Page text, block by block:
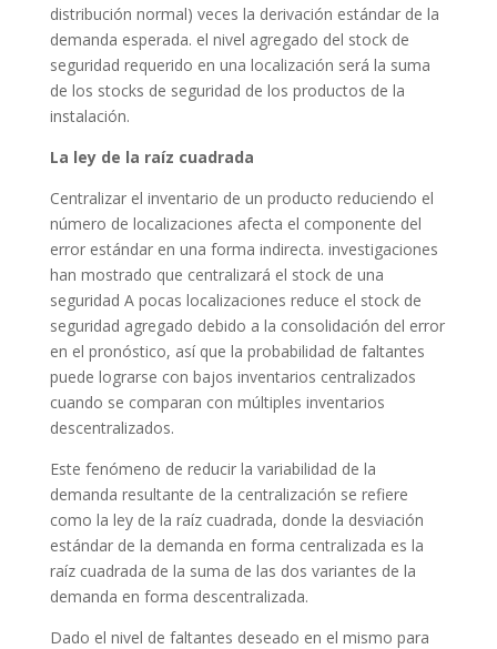
distribución normal) veces la derivación estándar de la
demanda esperada. el nivel agregado del stock de
seguridad requerido en una localización será la suma
de los stocks de seguridad de los productos de la
instalación.
La ley de la raíz cuadrada
Centralizar el inventario de un producto reduciendo el
número de localizaciones afecta el componente del
error estándar en una forma indirecta. investigaciones
han mostrado que centralizará el stock de una
seguridad A pocas localizaciones reduce el stock de
seguridad agregado debido a la consolidación del error
en el pronóstico, así que la probabilidad de faltantes
puede lograrse con bajos inventarios centralizados
cuando se comparan con múltiples inventarios
descentralizados.
Este fenómeno de reducir la variabilidad de la
demanda resultante de la centralización se refiere
como la ley de la raíz cuadrada, donde la desviación
estándar de la demanda en forma centralizada es la
raíz cuadrada de la suma de las dos variantes de la
demanda en forma descentralizada.
Dado el nivel de faltantes deseado en el mismo para